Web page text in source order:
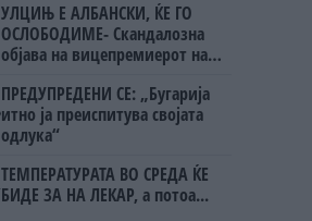
УЛЦИЊ Е АЛБАНСКИ, ЌЕ ГО
ОСЛОБОДИМЕ- Скандалозна
објава на вицепремиерот на
ПРЕДУПРЕДЕНИ СЕ: „Бугарија
итно ја преиспитува својата
одлука“
ТЕМПЕРАТУРАТА ВО СРЕДА ЌЕ
БИДЕ ЗА НА ЛЕКАР, а потоа...